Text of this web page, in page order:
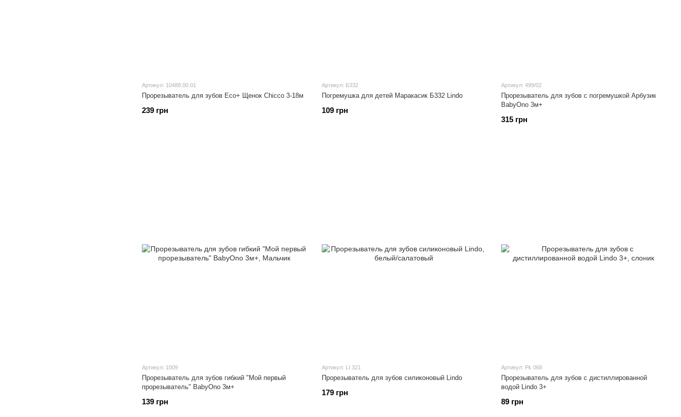
Артикул: 10488.00.01
Прорезыватель для зубов Eco+ Щенок Chicco 3-18м
239 грн
Артикул: Б332
Погремушка для детей Маракасик Б332 Lindo
109 грн
Артикул: 499/02
Прорезыватель для зубов с погремушкой Арбузик
BabyOno 3м+
315 грн
Артикул: 1009
Прорезыватель для зубов гибкий "Мой первый
прорезыватель" BabyOno 3м+
139 грн
Артикул: LI 321
Прорезыватель для зубов силиконовый Lindo
179 грн
Артикул: Pk 068
Прорезыватель для зубов с дистиллированной
водой Lindo 3+
89 грн